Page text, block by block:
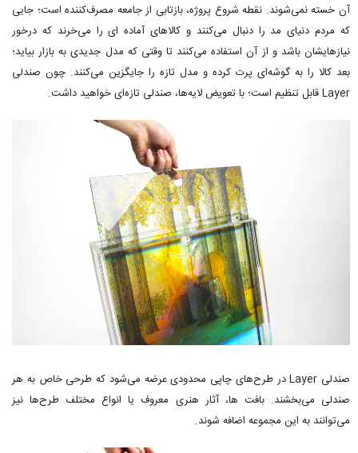
آن خسته نمی‌شوند. نقطه شروع پروژه، بازتابی از جامعه مصرف‌کننده است؛ جایی
که مردم دنیای مد را دنبال می‌کنند و کالاهای آماده ای را می‌خرند که درخور
نیازهایشان باشد و از آن استفاده می‌کنند تا وقتی که مدل جدیدی به بازار بیاید؛
بعد کالا را به گوشه‌ای پرت کرده و مدل تازه را جایگزین می‌کنند. چون صندلی
Layer قابل تنظیم است؛ با تعویض لایه‌ها، صندلی تازه‌ای خواهید داشت.
صندلی Layer در طرح‌های چاپی محدودی عرضه می‌شود که طرحی خاص به هر
صندلی می‌بخشند. بافت ها، آثار هنری معروف یا انواع مختلف طرح‌ها نیز
می‌توانند به این مجموعه اضافه شوند.